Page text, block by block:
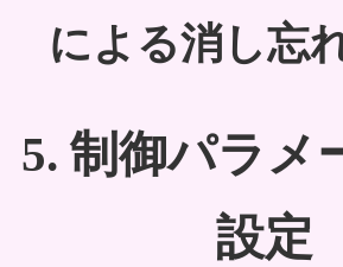
による消し忘
5. 制御パラメ
設定